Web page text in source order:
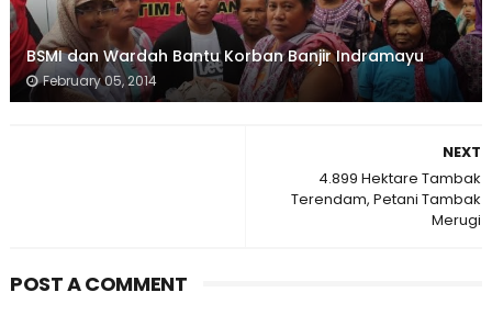
BSMI dan Wardah Bantu Korban Banjir Indramayu
February 05, 2014
NEXT
4.899 Hektare Tambak
Terendam, Petani Tambak
Merugi
POST A COMMENT